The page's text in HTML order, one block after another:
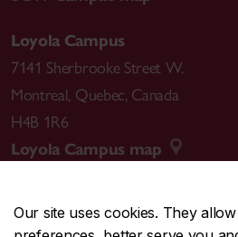
Our site uses cookies. They
Loyola Campus
7141 Sherbrooke Street W.
Montreal, Quebec, Canada
H4B 1R6
Loyola Campus map